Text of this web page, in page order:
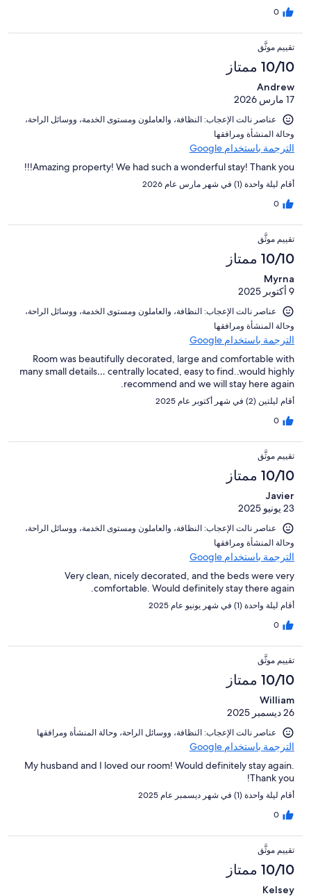
0
تقييم موثَّق
10/10 ممتاز
Andrew
17 مارس 2026
عناصر نالت الإعجاب: ⁦النظافة⁩، و⁦العاملون ومستوى الخدمة⁩، و⁦وسائل الراحة⁩،
و⁦حالة المنشأة ومرافقها⁩
الترجمة باستخدام Google
Amazing property! We had such a wonderful stay! Thank you!!!
أقام ليلة واحدة (1) في شهر مارس عام 2026
0
تقييم موثَّق
10/10 ممتاز
Myrna
9 أكتوبر 2025
عناصر نالت الإعجاب: ⁦النظافة⁩، و⁦العاملون ومستوى الخدمة⁩، و⁦وسائل الراحة⁩،
و⁦حالة المنشأة ومرافقها⁩
الترجمة باستخدام Google
Room was beautifully decorated, large and comfortable with
many small details… centrally located, easy to find..would highly
recommend and we will stay here again.
أقام ليلتين (2) في شهر أكتوبر عام 2025
0
تقييم موثَّق
10/10 ممتاز
Javier
23 يونيو 2025
عناصر نالت الإعجاب: ⁦النظافة⁩، و⁦العاملون ومستوى الخدمة⁩، و⁦وسائل الراحة⁩،
و⁦حالة المنشأة ومرافقها⁩
الترجمة باستخدام Google
Very clean, nicely decorated, and the beds were very
comfortable. Would definitely stay there again.
أقام ليلة واحدة (1) في شهر يونيو عام 2025
0
تقييم موثَّق
10/10 ممتاز
William
26 ديسمبر 2025
عناصر نالت الإعجاب: ⁦النظافة⁩، و⁦وسائل الراحة⁩، و⁦حالة المنشأة ومرافقها⁩
الترجمة باستخدام Google
My husband and I loved our room! Would definitely stay again.
Thank you!
أقام ليلة واحدة (1) في شهر ديسمبر عام 2025
0
تقييم موثَّق
10/10 ممتاز
Kelsey